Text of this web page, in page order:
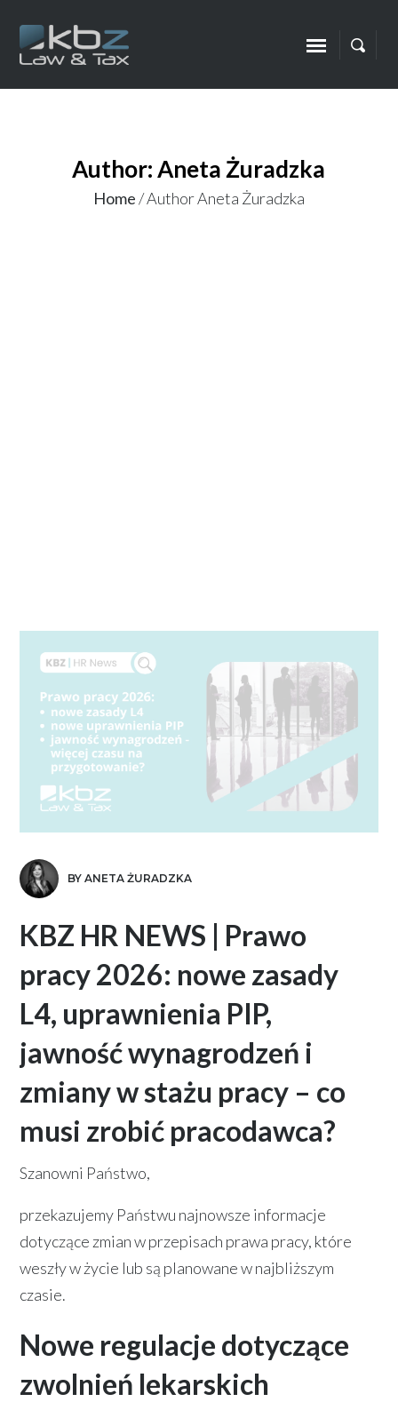
Author: Aneta Żuradzka
Home/Author Aneta Żuradzka
BY ANETA ŻURADZKA
KBZ HR NEWS | Prawo
pracy 2026: nowe zasady
L4, uprawnienia PIP,
jawność wynagrodzeń i
zmiany w stażu pracy – co
musi zrobić pracodawca?
Szanowni Państwo,
przekazujemy Państwu najnowsze informacje
dotyczące zmian w przepisach prawa pracy, które
weszły w życie lub są planowane w najbliższym
czasie.
Nowe regulacje dotyczące
zwolnień lekarskich